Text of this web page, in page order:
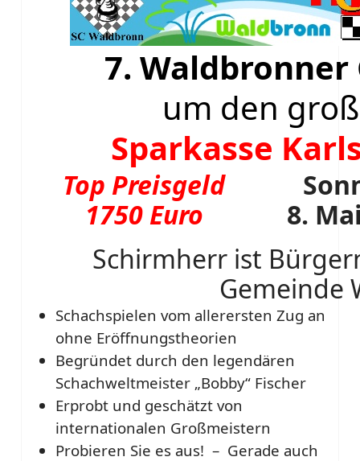
7. Waldbronner
um den
Sparkasse
Top Preisgeld
1750 Euro
8.
Schirmherr ist
Gemeinde
Schachspielen vom allerersten Zug an
ohne Eröffnungstheorien
Begründet durch den legendären
Schachweltmeister „Bobby“ Fischer
Erprobt und geschätzt von
internationalen Großmeistern
Probieren Sie es aus! – Gerade auch